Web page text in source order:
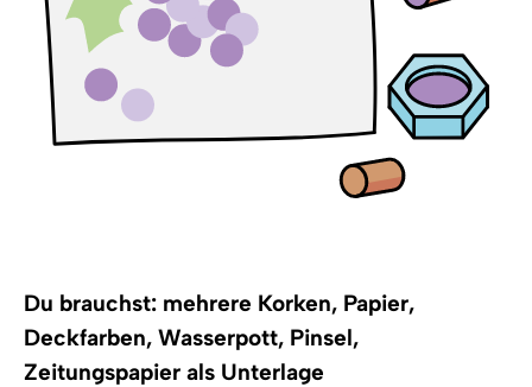
Du brauchst: mehrere Korken, Papier,
Deckfarben, Wasserpott, Pinsel,
Zeitungspapier als Unterlage